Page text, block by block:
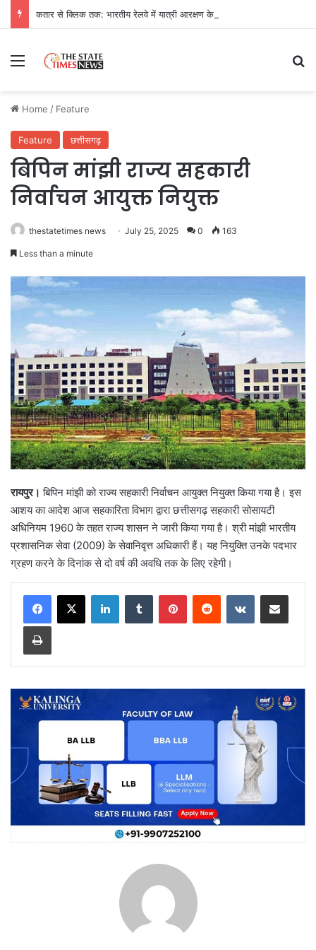
कतार से क्लिक तक: भारतीय रेलवे में यात्री आरक्षण के चार दशक
Menu
Home / Feature
Feature छत्तीसगढ़
बिपिन मांझी राज्य सहकारी
निर्वाचन आयुक्त नियुक्त
thestatetimes news July 25, 2025 0 163
Less than a minute
रायपुर। बिपिन मांझी को राज्य सहकारी निर्वाचन आयुक्त नियुक्त किया गया है। इस
आशय का आदेश आज सहकारिता विभाग द्वारा छत्तीसगढ़ सहकारी सोसायटी
अधिनियम 1960 के तहत राज्य शासन ने जारी किया गया है। श्री मांझी भारतीय
प्रशासनिक सेवा (2009) के सेवानिवृत्त अधिकारी हैं। यह नियुक्ति उनके पदभार
ग्रहण करने के दिनांक से दो वर्ष की अवधि तक के लिए रहेगी।
LinkedInTumblr PinterestReddit VKontakteShare via Email
Print